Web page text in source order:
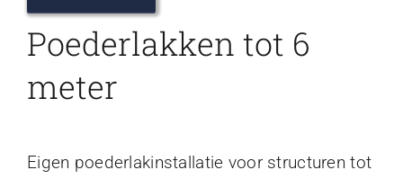
Poederlakken tot 6
meter
Eigen poederlakinstallatie voor structuren tot